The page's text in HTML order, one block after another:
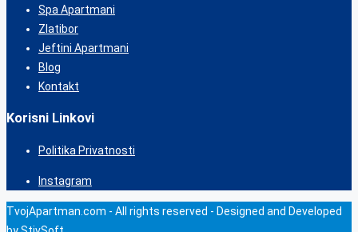
Spa Apartmani
Zlatibor
Jeftini Apartmani
Blog
Kontakt
Korisni Linkovi
Politika Privatnosti
Instagram
TvojApartman.com - All rights reserved - Designed and Developed